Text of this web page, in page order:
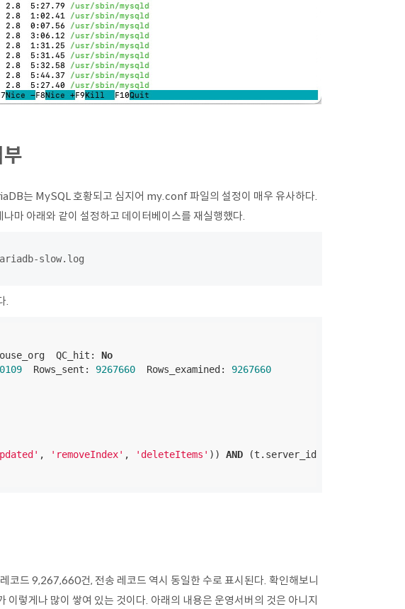
는 MySQL 호황되고 심지어 my.conf 파일의 설정이 매우 유사하다.
마 아래와 같이 설정하고 데이터베이스를 재실행했다.
slow.log
.
QC_hit:
No
  Rows_sent:
9267660
  Rows_examined:
9267660
, 'removeIndex' , 'deleteItems' )) AND (t.server_id
코드 9,267,660건, 전송 레코드 역시 동일한 수로 표시된다. 확인해보니
렇게나 많이 쌓여 있는 것이다. 아래의 내용은 운영서버의 것은 아니지